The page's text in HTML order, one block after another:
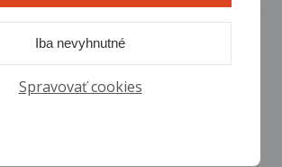
1 / 1
RPMN od6,4 %
využití financovania s vybranými
vrátane DPH.
právo kedykoľvek bez
upozornenia zmeniť alebo odstrániť
týchto internetových stránok či
Spravovať cookies
Iba nevyhnutné